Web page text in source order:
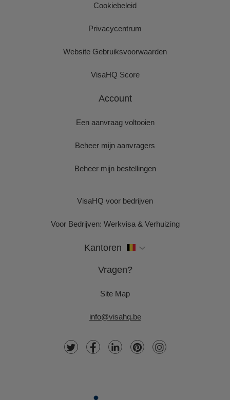
Cookiebeleid
Privacycentrum
Website Gebruiksvoorwaarden
VisaHQ Score
Account
Een aanvraag voltooien
Beheer mijn aanvragers
Beheer mijn bestellingen
VisaHQ voor bedrijven
Voor Bedrijven: Werkvisa & Verhuizing
Kantoren
Vragen?
Site Map
info@visahq.be